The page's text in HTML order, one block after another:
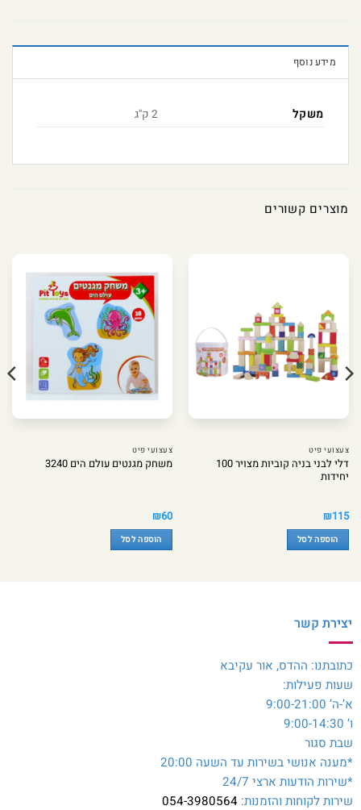
מידע נוסף
משקל 2 ק"ג
מוצרים קשורים
צעצועי פיט
דלי לבני בניה קוביות מצויר 100
יחידות
₪115
הוספה לסל
צעצועי פיט
משחק מגנטים עולם הים 3240
₪60
הוספה לסל
יצירת קשר
כתובתנו: ההדס, אור עקיבא
שעות פעילות:
א’-ה’ 9:00-21:00
ו’ 9:00-14:30
שבת סגור
*מענה אנושי בשירות עד השעה 20:00
*שירות הודעות ארצי 24/7
שירות לקוחות והזמנות: 054-3980564